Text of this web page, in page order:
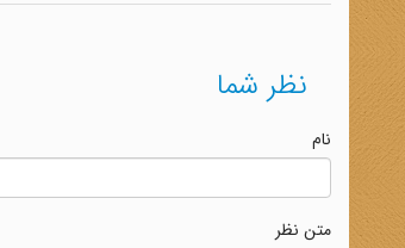
نظر شما
نام
متن نظر